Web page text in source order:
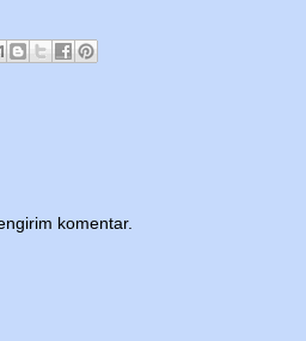
komentar.